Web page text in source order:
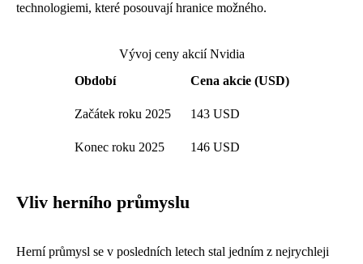
technologiemi, které posouvají hranice možného.
Vývoj ceny akcií Nvidia
Období
Cena akcie (USD)
Začátek roku 2025 143 USD
Konec roku 2025 146 USD
Vliv herního průmyslu
Herní průmysl se v posledních letech stal jedním z nejrychleji